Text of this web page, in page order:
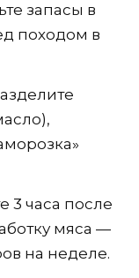
запасы в
походом в
3 часа после
мяса —
на неделе.